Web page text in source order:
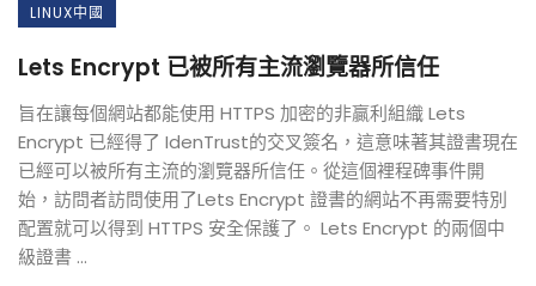
LINUX中國
Lets Encrypt 已被所有主流瀏覽器所信任
旨在讓每個網站都能使用 HTTPS 加密的非贏利組織 Lets
Encrypt 已經得了 IdenTrust的交叉簽名，這意味著其證書現在
已經可以被所有主流的瀏覽器所信任。從這個裡程碑事件開
始，訪問者訪問使用了Lets Encrypt 證書的網站不再需要特別
配置就可以得到 HTTPS 安全保護了。 Lets Encrypt 的兩個中
級證書 ...